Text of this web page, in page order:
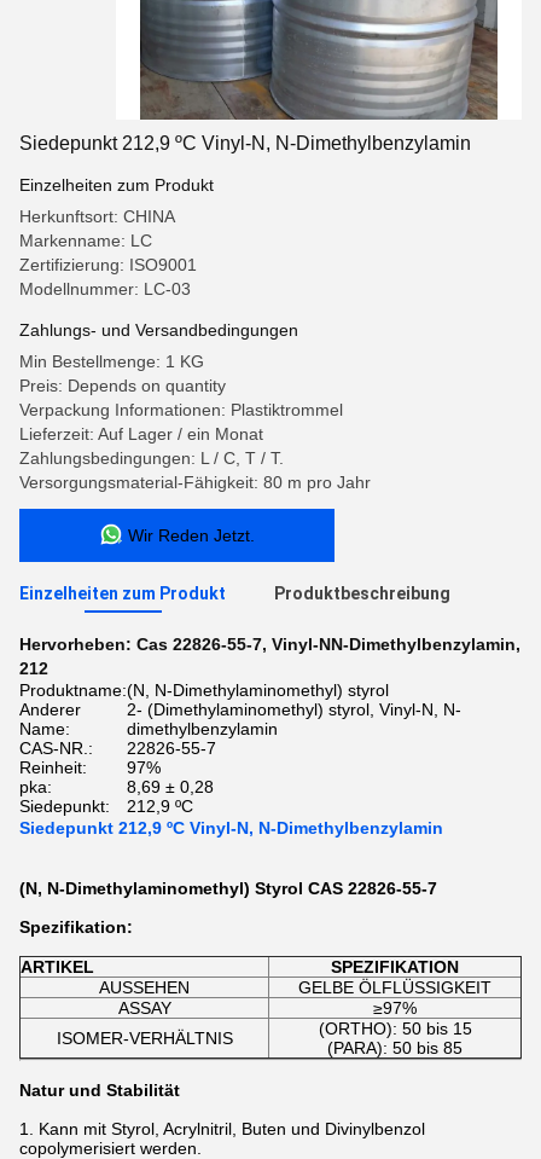
Siedepunkt 212,9 ºC Vinyl-N, N-Dimethylbenzylamin
Einzelheiten zum Produkt
Herkunftsort: CHINA
Markenname: LC
Zertifizierung: ISO9001
Modellnummer: LC-03
Zahlungs- und Versandbedingungen
Min Bestellmenge: 1 KG
Preis: Depends on quantity
Verpackung Informationen: Plastiktrommel
Lieferzeit: Auf Lager / ein Monat
Zahlungsbedingungen: L / C, T / T.
Versorgungsmaterial-Fähigkeit: 80 m pro Jahr
Wir Reden Jetzt.
Einzelheiten zum Produkt Produktbeschreibung
Hervorheben: Cas 22826-55-7, Vinyl-NN-Dimethylbenzylamin,
212
Produktname:(N, N-Dimethylaminomethyl) styrol
Anderer
Name:
2- (Dimethylaminomethyl) styrol, Vinyl-N, N-
dimethylbenzylamin
CAS-NR.:
22826-55-7
Reinheit:
97%
pka:
8,69 ± 0,28
Siedepunkt:
212,9 ºC
Siedepunkt 212,9 ºC Vinyl-N, N-Dimethylbenzylamin
(N, N-Dimethylaminomethyl) Styrol CAS 22826-55-7
Spezifikation:
ARTIKEL
SPEZIFIKATION
AUSSEHEN
GELBE ÖLFLÜSSIGKEIT
ASSAY
≥97%
ISOMER-VERHÄLTNIS
(ORTHO): 50 bis 15
(PARA): 50 bis 85
Natur und Stabilität
1. Kann mit Styrol, Acrylnitril, Buten und Divinylbenzol
copolymerisiert werden.